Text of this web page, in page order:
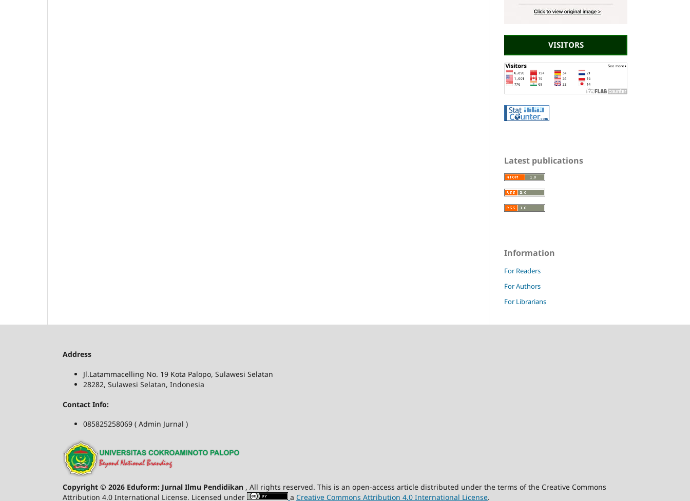
VISITORS
Latest publications
Information
For Readers
For Authors
For Librarians
Address
Jl.Latammacelling No. 19 Kota Palopo, Sulawesi Selatan
28282, Sulawesi Selatan, Indonesia
Contact Info:
085825258069 ( Admin Jurnal )
Copyright © 2026 Eduform: Jurnal Ilmu Pendidikan , All rights reserved. This is an open-access article distributed under the terms of the Creative Commons
Attribution 4.0 International License. Licensed under
a Creative Commons Attribution 4.0 International License.